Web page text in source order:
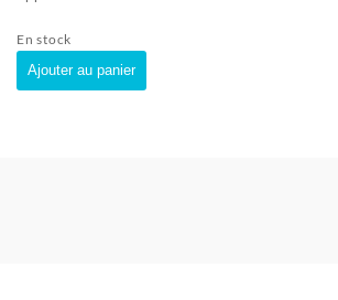
En stock
quantité
Ajouter au panier